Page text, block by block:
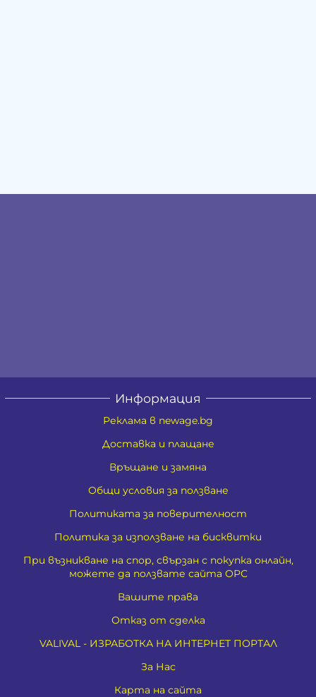
Информация
Реклама в newage.bg
Доставка и плащане
Връщане и замяна
Общи условия за ползване
Политиката за поверителност
Политика за използване на бисквитки
При възникване на спор, свързан с покупка онлайн,
можете да ползвате сайта ОРС
Вашите права
Отказ от сделка
VALIVAL - ИЗРАБОТКА НА ИНТЕРНЕТ ПОРТАЛ
За Нас
Карта на сайта